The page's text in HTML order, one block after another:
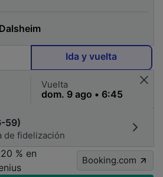
Ida y vuelta
Vuelta
59)
de fidelización
% en
Booking.com